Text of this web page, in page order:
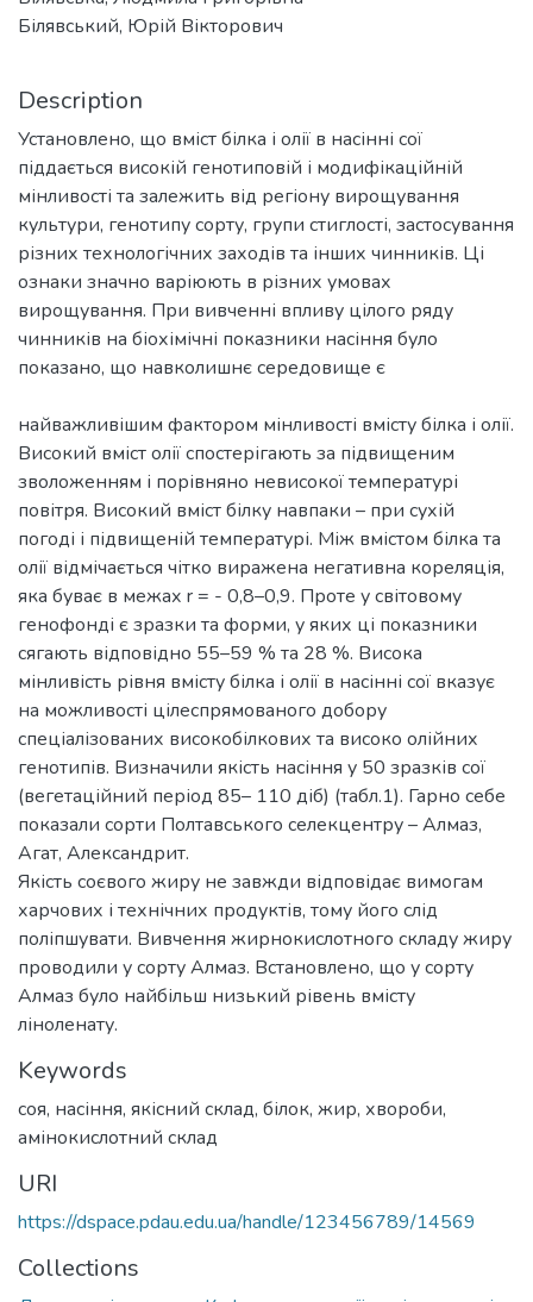
Білявський, Юрій Вікторович
Description
Установлено, що вміст білка і олії в насінні сої
піддається високій генотиповій і модифікаційній
мінливості та залежить від регіону вирощування
культури, генотипу сорту, групи стиглості, застосування
різних технологічних заходів та інших чинників. Ці
ознаки значно варіюють в різних умовах
вирощування. При вивченні впливу цілого ряду
чинників на біохімічні показники насіння було
показано, що навколишнє середовище є
найважливішим фактором мінливості вмісту білка і олії.
Високий вміст олії спостерігають за підвищеним
зволоженням і порівняно невисокої температурі
повітря. Високий вміст білку навпаки – при сухій
погоді і підвищеній температурі. Між вмістом білка та
олії відмічається чітко виражена негативна кореляція,
яка буває в межах r = - 0,8–0,9. Проте у світовому
генофонді є зразки та форми, у яких ці показники
сягають відповідно 55–59 % та 28 %. Висока
мінливість рівня вмісту білка і олії в насінні сої вказує
на можливості цілеспрямованого добору
спеціалізованих високобілкових та високо олійних
генотипів. Визначили якість насіння у 50 зразків сої
(вегетаційний період 85– 110 діб) (табл.1). Гарно себе
показали сорти Полтавського селекцентру – Алмаз,
Агат, Александрит.
Якість соєвого жиру не завжди відповідає вимогам
харчових і технічних продуктів, тому його слід
поліпшувати. Вивчення жирнокислотного складу жиру
проводили у сорту Алмаз. Встановлено, що у сорту
Алмаз було найбільш низький рівень вмісту
ліноленату.
Keywords
соя, насіння, якісний склад, білок, жир, хвороби,
амінокислотний склад
URI
https://dspace.pdau.edu.ua/handle/123456789/14569
Collections